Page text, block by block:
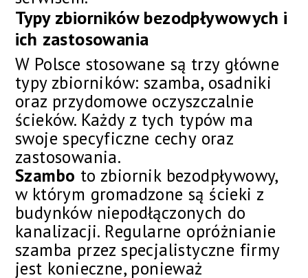
Typy zbiorników bezodpływowych i
ich zastosowania
W Polsce stosowane są trzy główne
typy zbiorników: szamba, osadniki
oraz przydomowe oczyszczalnie
ścieków. Każdy z tych typów ma
swoje specyficzne cechy oraz
zastosowania.
Szambo to zbiornik bezodpływowy,
w którym gromadzone są ścieki z
budynków niepodłączonych do
kanalizacji. Regularne opróżnianie
szamba przez specjalistyczne firmy
jest konieczne, ponieważ